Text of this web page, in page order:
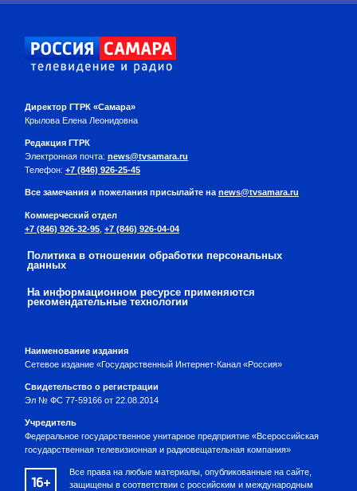
Директор ГТРК «Самара»
Крылова Елена Леонидовна
Редакция ГТРК
Электронная почта: news@tvsamara.ru
Телефон: +7 (846) 926-25-45
Все замечания и пожелания присылайте на news@tvsamara.ru
Коммерческий отдел
+7 (846) 926-32-95 +7 (846) 926-04-04
Политика в отношении обработки персональных
данных
На информационном ресурсе применяются
рекомендательные технологии
Наименование издания
Сетевое издание «Государственный Интернет-Канал «Россия»
Свидетельство о регистрации
Эл № ФС 77-59166 от 22.08.2014
Учредитель
Федеральное государственное унитарное предприятие «Всероссийская
государственная телевизионная и радиовещательная компания»
16+
Все права на любые материалы, опубликованные на сайте,
защищены в соответствии с российским и международным